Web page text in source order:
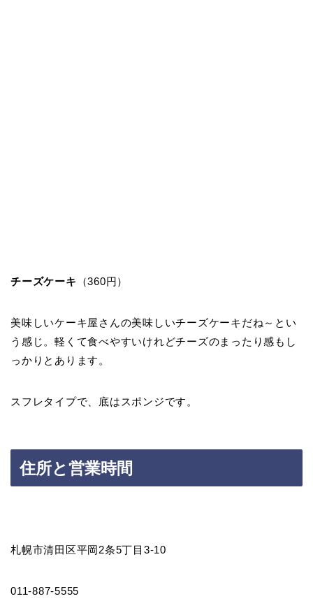
チーズケーキ （360円）
美味しいケーキ屋さんの美味しいチーズケーキだね～とい
う感じ。軽くて食べやすいけれどチーズのまったり感もし
っかりとあります。
スフレタイプで、底はスポンジです。
住所と営業時間
札幌市清田区平岡2条5丁目3-10
011-887-5555